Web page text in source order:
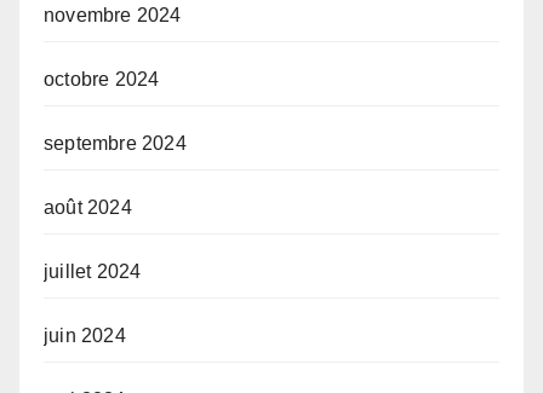
novembre 2024
octobre 2024
septembre 2024
août 2024
juillet 2024
juin 2024